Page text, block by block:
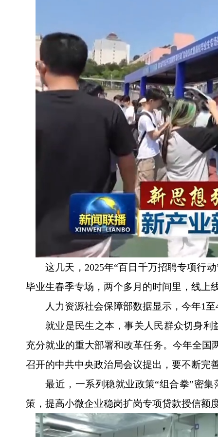
这几天，2025年“百日千万招聘专项行
毕业生春季专场，两个多月的时间里，线上
人力资源社会保障部数据显示，今年1
就业是民生之本，事关人民群众切身
充分就业的重大部署和改革任务。今年全
召开的中共中央政治局会议提出，要不断完
最近，一系列稳就业政策“组合拳”密
策，提高小微企业稳岗扩岗专项贷款授信额